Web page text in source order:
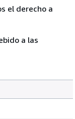
el derecho a
a las